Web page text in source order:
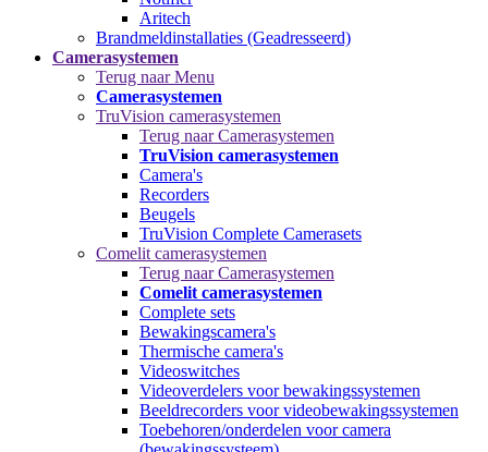
Aritech
Brandmeldinstallaties (Geadresseerd)
Camerasystemen
Terug naar Menu
Camerasystemen
TruVision camerasystemen
Terug naar Camerasystemen
TruVision camerasystemen
Camera's
Recorders
Beugels
TruVision Complete Camerasets
Comelit camerasystemen
Terug naar Camerasystemen
Comelit camerasystemen
Complete sets
Bewakingscamera's
Thermische camera's
Videoswitches
Videoverdelers voor bewakingssystemen
Beeldrecorders voor videobewakingssystemen
Toebehoren/onderdelen voor camera